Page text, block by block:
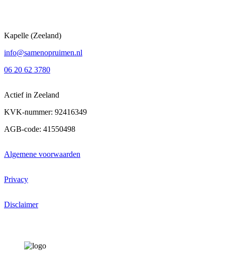
Kapelle (Zeeland)
info@samenopruimen.nl
06 20 62 3780
Actief in Zeeland
KVK-nummer: 92416349
AGB-code: 41550498
Algemene voorwaarden
Privacy
Disclaimer